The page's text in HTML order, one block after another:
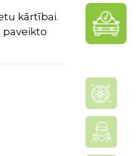
kārtībai.
paveikto